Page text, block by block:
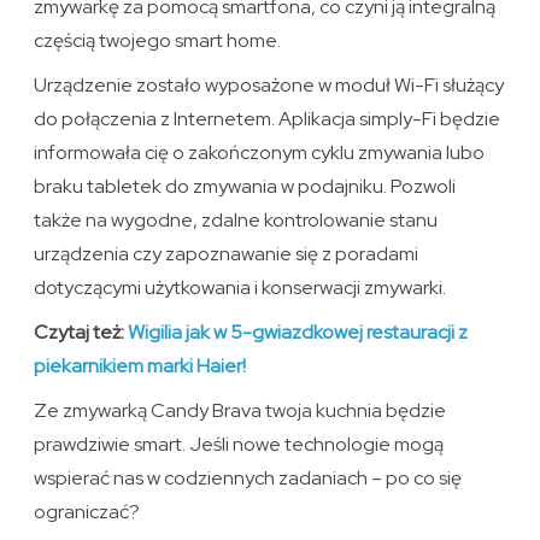
zmywarkę za pomocą smartfona, co czyni ją integralną
częścią twojego smart home.
Urządzenie zostało wyposażone w moduł Wi-Fi służący
do połączenia z Internetem. Aplikacja simply-Fi będzie
informowała cię o zakończonym cyklu zmywania lubo
braku tabletek do zmywania w podajniku. Pozwoli
także na wygodne, zdalne kontrolowanie stanu
urządzenia czy zapoznawanie się z poradami
dotyczącymi użytkowania i konserwacji zmywarki.
Czytaj też:Wigilia jak w 5-gwiazdkowej restauracji z
piekarnikiem marki Haier!
Ze zmywarką Candy Brava twoja kuchnia będzie
prawdziwie smart. Jeśli nowe technologie mogą
wspierać nas w codziennych zadaniach – po co się
ograniczać?